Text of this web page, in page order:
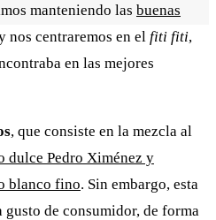
manteniendo las buenas
nos centraremos en el fiti fiti,
en las mejores
, que consiste en la mezcla al
dulce Pedro Ximénez y
blanco fino. Sin embargo, esta
de consumidor, de forma